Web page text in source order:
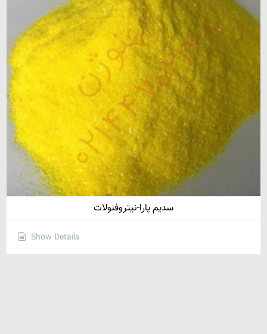
سدیم پارا-نیتروفنولات
Show Details